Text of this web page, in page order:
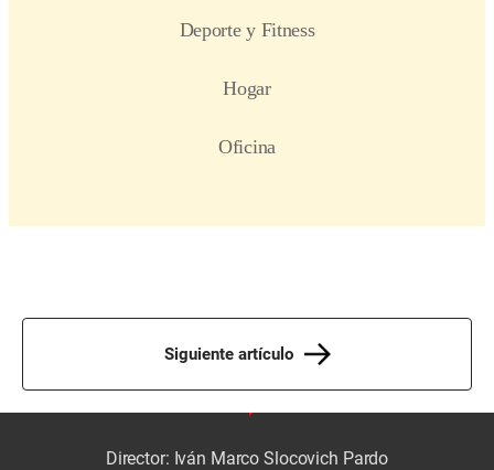
Siguiente artículo
Director: Iván Marco Slocovich Pardo